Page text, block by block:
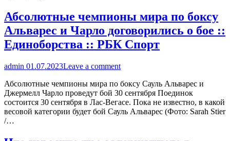
Абсолютные чемпионы мира по боксу
Альварес и Чарло договорились о бое ::
Единоборства :: РБК Спорт
admin 01.07.2023Leave a comment
Абсолютные чемпионы мира по боксу Сауль Альварес и
Джермелл Чарло проведут бой 30 сентября Поединок
состоится 30 сентября в Лас-Вегасе. Пока не известно, в какой
весовой категории будет бой Сауль Альварес (Фото: Sarah Stier
/…